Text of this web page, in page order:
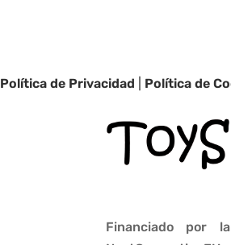
Política de Privacidad Política de
Financiado por